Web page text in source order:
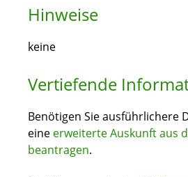
Hinweise
keine
Vertiefende
Benötigen Sie ausführlichere
eine erweiterte Auskunft aus
beantragen.